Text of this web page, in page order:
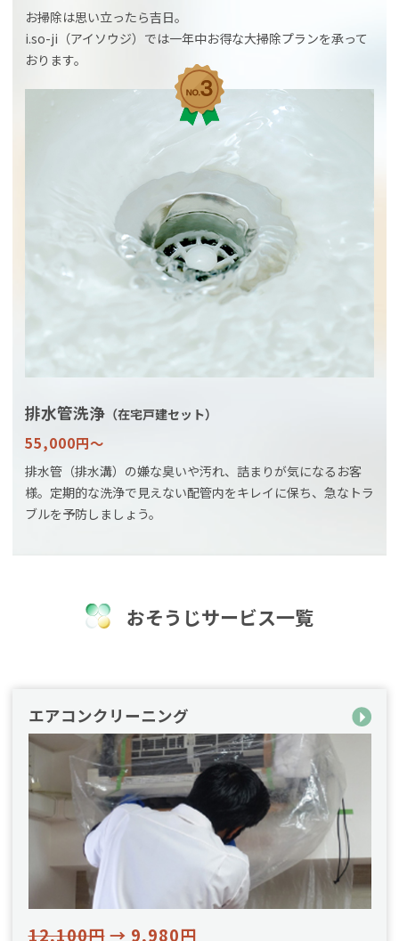
お掃除は思い立ったら吉日。
i.so-ji（アイソウジ）では一年中お得な大掃除プランを承って
おります。
排水管洗浄 （在宅戸建セット）
55,000円〜
排水管（排水溝）の嫌な臭いや汚れ、詰まりが気になるお客
様。定期的な洗浄で見えない配管内をキレイに保ち、急なトラ
ブルを予防しましょう。
おそうじサービス一覧
エアコンクリーニング
12,100円→ 9,980円